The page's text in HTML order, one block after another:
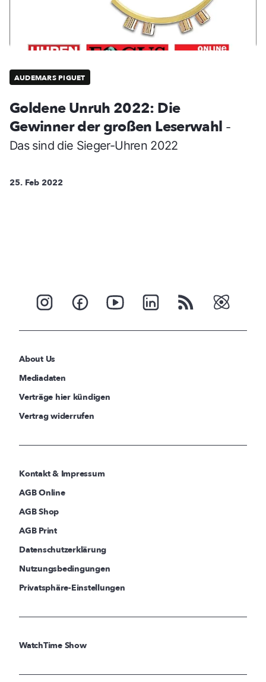
AUDEMARS PIGUET
Goldene Unruh 2022: Die
Gewinner der großen Leserwahl -
Das sind die Sieger-Uhren 2022
25. Feb 2022
About Us
Mediadaten
Verträge hier kündigen
Vertrag widerrufen
Kontakt & Impressum
AGB Online
AGB Shop
AGB Print
Datenschutzerklärung
Nutzungsbedingungen
Privatsphäre-Einstellungen
WatchTime Show